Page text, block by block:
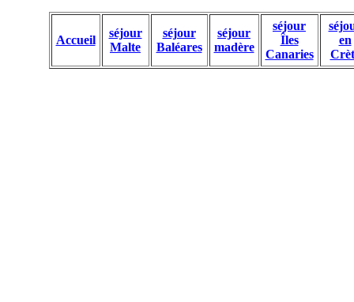
Accueil
séjour
Malte
séjour
Baléares
séjour
madère
séjour
Îles
Canaries
en